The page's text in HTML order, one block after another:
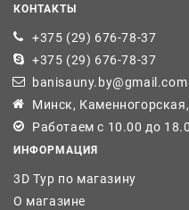
КОНТАКТЫ
+375 (29) 676-78-37
+375 (29) 676-78-37
banisauny.by@gmail.com
Минск,
Работаем с 10.00 до
ИНФОРМАЦИЯ
3D Тур по магазину
О магазине